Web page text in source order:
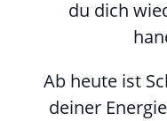
du dich
Ab heute ist
deiner